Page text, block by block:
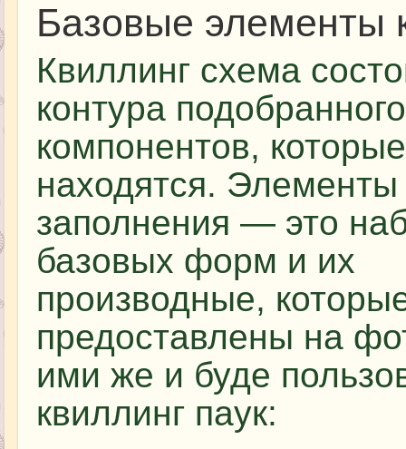
Базовые элементы
Квиллинг схема
контура
компонентов,
находятся.
заполнения — это
базовых форм и их
производные,
предоставлены на
ими же и буде
квиллинг паук: